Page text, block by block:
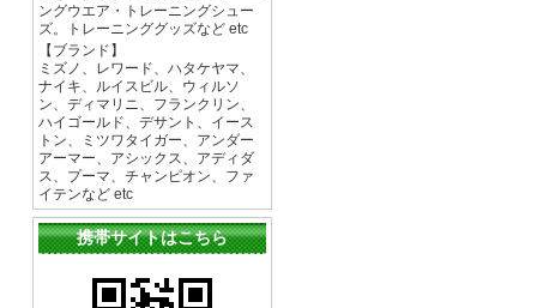
ングウエア・トレーニングシュー
ズ。トレーニンググッズなど etc
【ブランド】
ミズノ、レワード、ハタケヤマ、
ナイキ、ルイスビル、ウィルソ
ン、ディマリニ、フランクリン、
ハイゴールド、デサント、イース
トン、ミツワタイガー、アンダー
アーマー、アシックス、アディダ
ス、プーマ、チャンピオン、ファ
イテンなど etc
携帯サイトはこちら